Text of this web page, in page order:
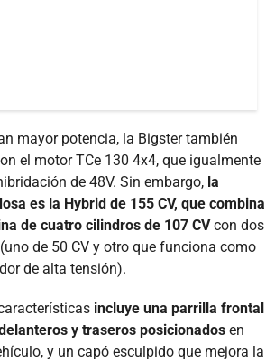
mayor potencia, la Bigster también
el motor TCe 130 4x4, que igualmente
de 48V. Sin embargo, la
es la Hybrid de 155 CV, que combina
de cuatro cilindros de 107 CVcon dos
de 50 CV y otro que funciona como
de alta tensión).
incluye una parrilla frontal
y traseros posicionados en
y un capó esculpido que mejora la